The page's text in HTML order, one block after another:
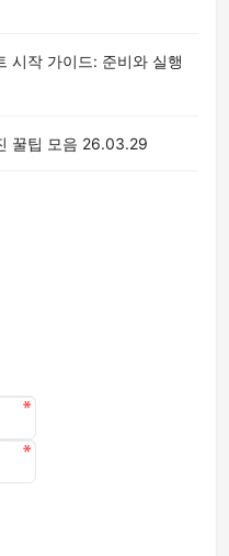
시작 가이드: 준비와 실행
꿀팁 모음 26.03.29